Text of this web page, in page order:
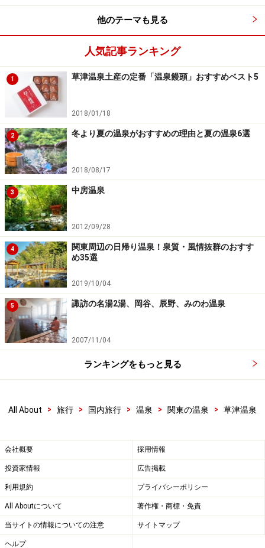
他のテーマも見る
人気記事ランキング
1 草津温泉土産の定番「温泉饅頭」おすすめベスト5
2018/01/18
2 冬より夏の温泉がおすすめの理由と夏の温泉6選
2018/08/17
3 中房温泉
2012/09/28
4
関東周辺の日帰り温泉！泉質・風情抜群のおすす
め35選
2019/10/04
5 諏訪の名湯2湯、岡谷、辰野、みのわ温泉
2007/11/04
ランキングをもっと見る
All About > 旅行 > 国内旅行 > 温泉 > 関東の温泉 > 草津温泉
会社概要 採用情報
投資家情報 広告掲載
利用規約 プライバシーポリシー
All Aboutについて 著作権・商標・免責
当サイトの情報についての注意 サイトマップ
ヘルプ